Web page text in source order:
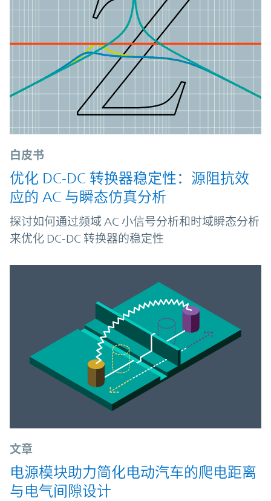
白皮书
优化 DC-DC 转换器稳定性：源阻抗效
应的 AC 与瞬态仿真分析
探讨如何通过频域 AC 小信号分析和时域瞬态分析
来优化 DC‑DC 转换器的稳定性
文章
电源模块助力简化电动汽车的爬电距离
与电气间隙设计